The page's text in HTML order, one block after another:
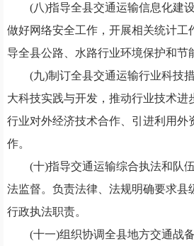
(八)指导全县交通运输信息化建
做好网络安全工作，开展相关统计工
导全县公路、水路行业环境保护和节
(九)制订全县交通运输行业科技
大科技实践与开发，推动行业技术进
行业对外经济技术合作、引进利用外
作。
(十)指导交通运输综合执法和队
法监督。负责法律、法规明确要求县
行政执法职责。
(十一)组织协调全县地方交通战